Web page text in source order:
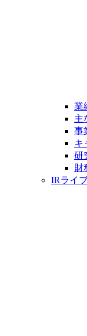
業
主
事
キ
研
財
IRライ